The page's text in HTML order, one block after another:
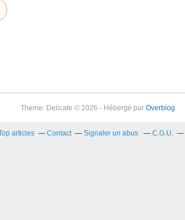
Theme: Delicate © 2026 - Hébergé par Overblog
articles Contact Signaler un abus C.G.U.